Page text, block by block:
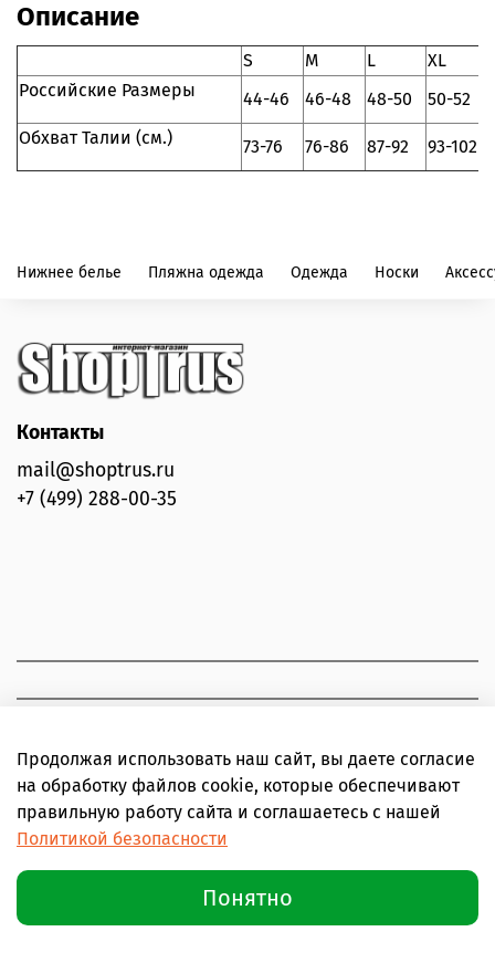
Описание
S M L XL
Российские Размеры
44-46 46-48 48-50 50-52
Обхват Талии (см.)
73-76 76-86 87-92 93-102
Нижнее белье Пляжна одежда Одежда Носки
Контакты
mail@shoptrus.ru
+7 (499) 288-00-35
Продолжая использовать наш сайт, вы даете согласие
на обработку файлов cookie, которые обеспечивают
правильную работу сайта и соглашаетесь с нашей
Политикой безопасности
Понятно